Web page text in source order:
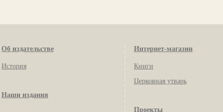
Об издательстве
История
Наши издания
Интернет-магазин
Книги
Церковная утварь
Проекты